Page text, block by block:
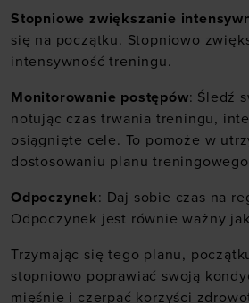
Stopniowe zwiększanie
się na początku. Stopniowo
intensywność treningu.
Monitorowanie postępów: Śledź
notując czas trwania treningu,
osiągnięte cele. To pomoże w
dostosowaniu planu
Odpoczynek: Daj sobie czas na
Odpoczynek jest równie ważny
Trzymając się tego planu,
stopniowo poprawiać swoją
mięśnie i czerpać korzyści